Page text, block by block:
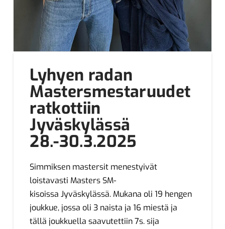
Lyhyen radan
Mastersmestaruudet
ratkottiin
Jyväskylässä
28.-30.3.2025
Simmiksen mastersit menestyivät
loistavasti Masters SM-
kisoissa Jyväskylässä. Mukana oli 19 hengen
joukkue, jossa oli 3 naista ja 16 miestä ja
tällä joukkuella saavutettiin 7s. sija